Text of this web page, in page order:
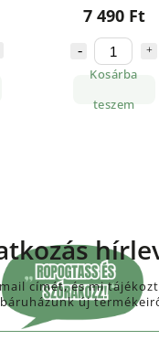
7 490 Ft
Kosárba
teszem
címét, és mi
új